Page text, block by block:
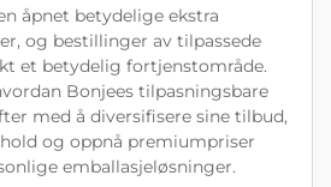
åpnet betydelige ekstra
og bestillinger av tilpassede
et betydelig fortjenstområde.
Bonjees tilpasningsbare
med å diversifisere sine tilbud,
og oppnå premiumpriser
emballasjeløsninger.